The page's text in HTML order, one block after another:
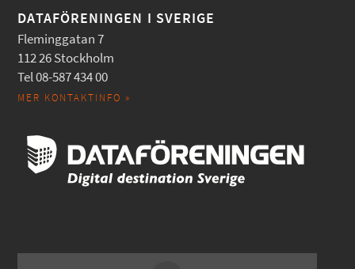
DATAFÖRENINGEN I SVERIGE
Fleminggatan 7
112 26 Stockholm
Tel 08-587 434 00
MER KONTAKTINFO »